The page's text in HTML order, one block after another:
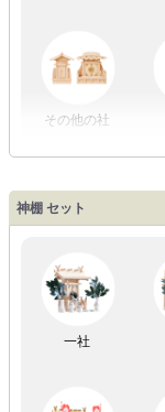
初盆セット
盆提灯一万円
以内
その他の社
神棚 セット
一社